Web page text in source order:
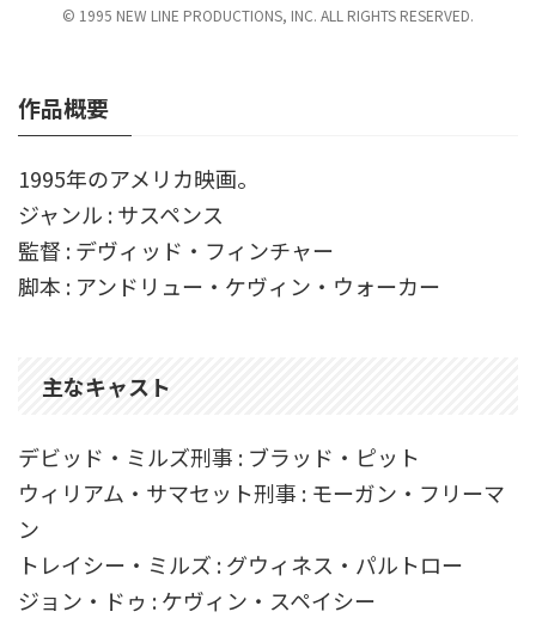
© 1995 NEW LINE PRODUCTIONS, INC. ALL RIGHTS RESERVED.
作品概要
1995年のアメリカ映画。
ジャンル : サスペンス
監督 : デヴィッド・フィンチャー
脚本 : アンドリュー・ケヴィン・ウォーカー
主なキャスト
デビッド・ミルズ刑事 : ブラッド・ピット
ウィリアム・サマセット刑事 : モーガン・フリーマ
ン
トレイシー・ミルズ : グウィネス・パルトロー
ジョン・ドゥ : ケヴィン・スペイシー